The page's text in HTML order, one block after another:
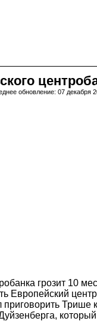
обновление: 07 декабря
грозит 10
Европейский
приговорить